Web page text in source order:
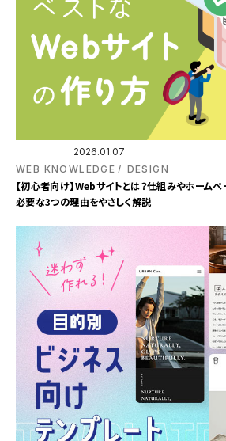
2026.01.07
WEB KNOWLEDGE
DESIGN
【初心者向け】Webサイトとは？仕組みやホーム
必要な3つの理由をやさしく解説